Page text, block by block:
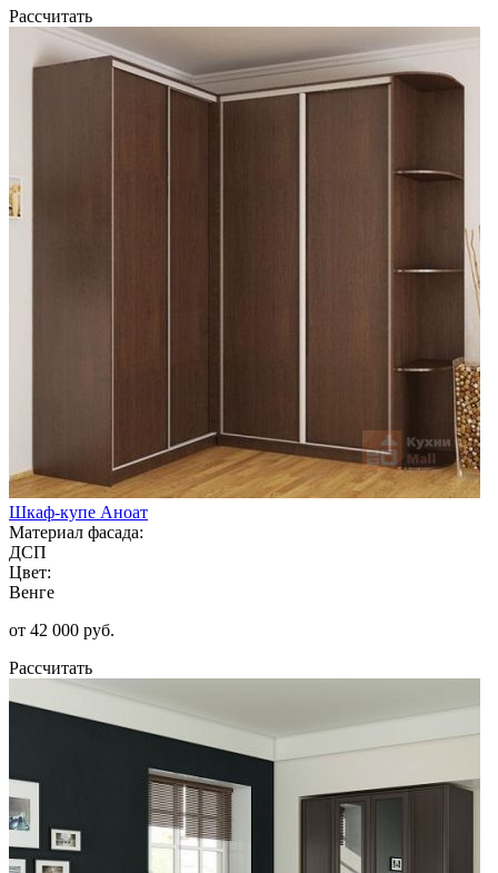
Рассчитать
Шкаф-купе Аноат
Материал фасада:
ДСП
Цвет:
Венге
от 42 000 руб.
Рассчитать